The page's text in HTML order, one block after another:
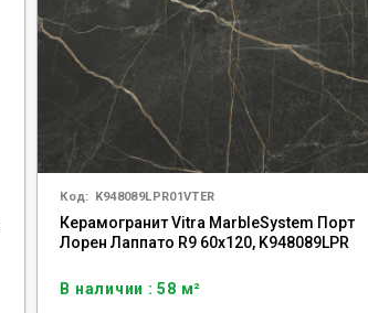
Код: K948089LPR01VTER
Керамогранит Vitra MarbleSystem Порт
Лорен Лаппато R9 60x120, K948089LPR
В наличии : 58 м²